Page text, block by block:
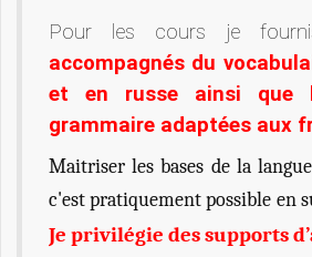
Pour les cours je
accompagnés du
et en russe ainsi que
grammaire adaptées aux
Maitriser les bases de la
c'est pratiquement possible en
Je privilégie des supports